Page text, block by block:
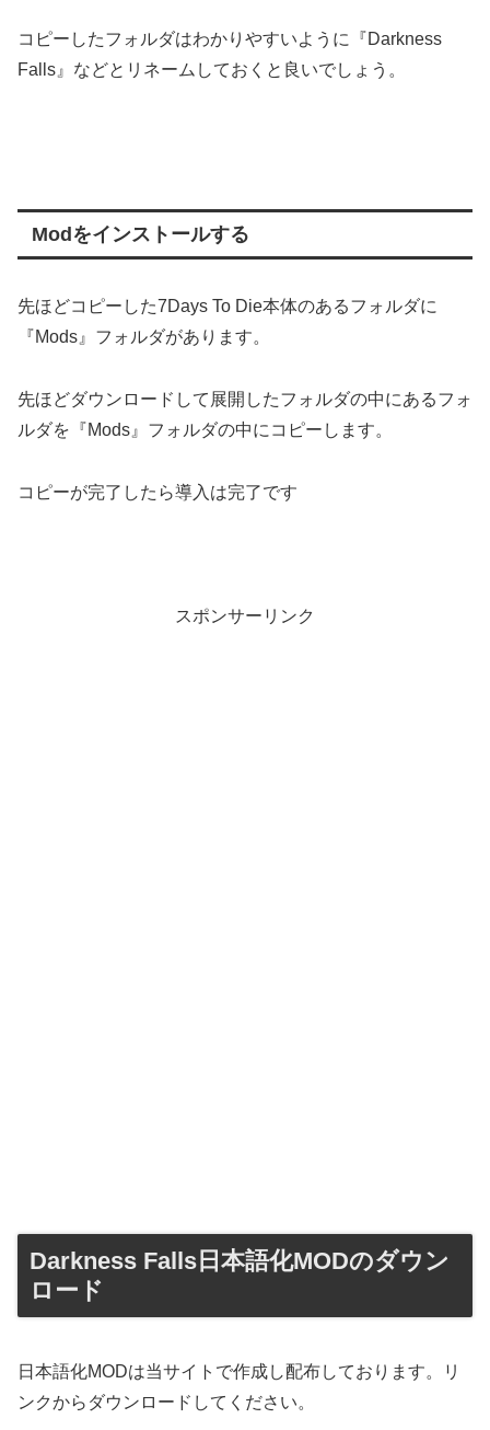
コピーしたフォルダはわかりやすいように『Darkness
Falls』などとリネームしておくと良いでしょう。
Modをインストールする
先ほどコピーした7Days To Die本体のあるフォルダに
『Mods』フォルダがあります。
先ほどダウンロードして展開したフォルダの中にあるフォ
ルダを『Mods』フォルダの中にコピーします。
コピーが完了したら導入は完了です
スポンサーリンク
Darkness Falls日本語化MODのダウン
ロード
日本語化MODは当サイトで作成し配布しております。リ
ンクからダウンロードしてください。